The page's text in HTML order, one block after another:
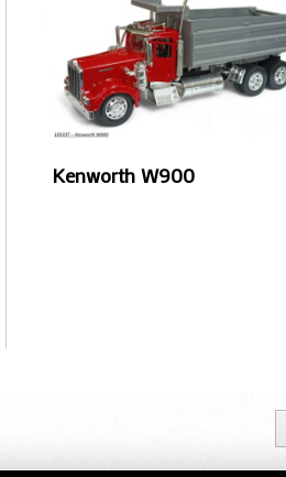
Kenworth W900